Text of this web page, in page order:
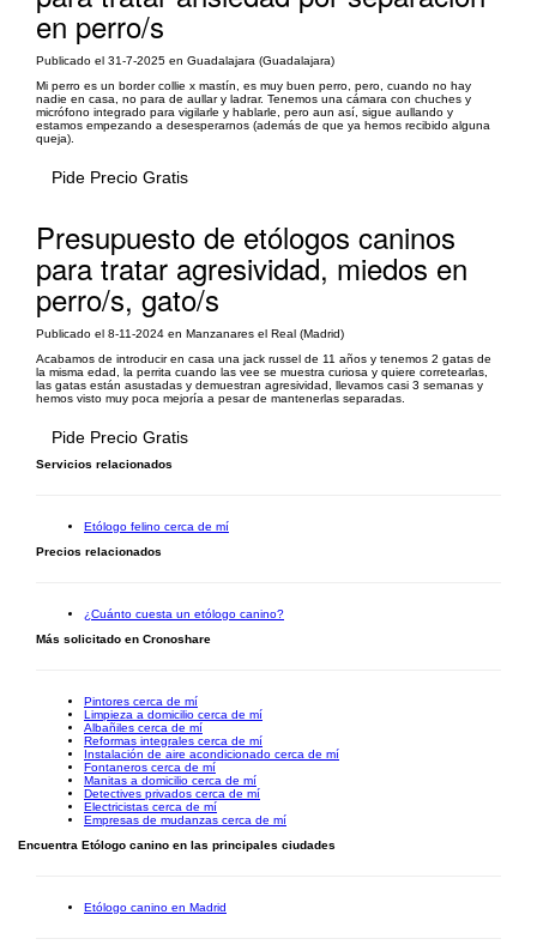
en perro/s
Publicado el 31-7-2025 en Guadalajara (Guadalajara)
Mi perro es un border collie x mastín, es muy buen perro, pero, cuando no hay
nadie en casa, no para de aullar y ladrar. Tenemos una cámara con chuches y
micrófono integrado para vigilarle y hablarle, pero aun así, sigue aullando y
estamos empezando a desesperarnos (además de que ya hemos recibido alguna
queja).
Pide Precio Gratis
Presupuesto de etólogos caninos
para tratar agresividad, miedos en
perro/s, gato/s
Publicado el 8-11-2024 en Manzanares el Real (Madrid)
Acabamos de introducir en casa una jack russel de 11 años y tenemos 2 gatas de
la misma edad, la perrita cuando las vee se muestra curiosa y quiere corretearlas,
las gatas están asustadas y demuestran agresividad, llevamos casi 3 semanas y
hemos visto muy poca mejoría a pesar de mantenerlas separadas.
Pide Precio Gratis
Servicios relacionados
Etólogo felino cerca de mí
Precios relacionados
¿Cuánto cuesta un etólogo canino?
Más solicitado en Cronoshare
Pintores cerca de mí
Limpieza a domicilio cerca de mí
Albañiles cerca de mí
Reformas integrales cerca de mí
Instalación de aire acondicionado cerca de mí
Fontaneros cerca de mí
Manitas a domicilio cerca de mí
Detectives privados cerca de mí
Electricistas cerca de mí
Empresas de mudanzas cerca de mí
Encuentra Etólogo canino en las principales ciudades
Etólogo canino en Madrid